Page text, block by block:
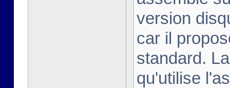
version
car il
standard.
qu'utilise